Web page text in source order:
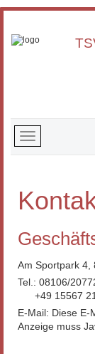
Am Sportpark 4,
Tel.: 08106/
+49 15567
E-Mail: Diese E-
Anzeige muss